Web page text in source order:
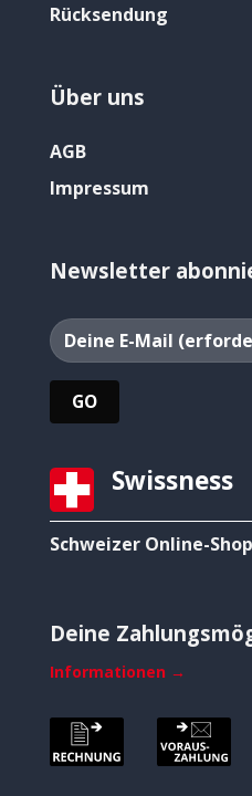
Rücksendung
Über uns
AGB
Impressum
Newsletter
Swissness
Schweizer Online-
Deine
Informationen →